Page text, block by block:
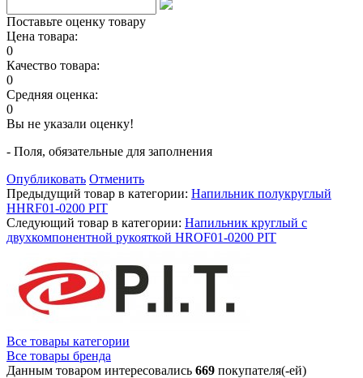
Поставьте оценку товару
Цена товара:
0
Качество товара:
0
Средняя оценка:
0
Вы не указали оценку!
- Поля, обязательные для заполнения
Опубликовать Отменить
Предыдущий товар в категории: Напильник полукруглый
HHRF01-0200 PIT
Следующий товар в категории: Напильник круглый с
двухкомпонентной рукояткой HROF01-0200 PIT
Все товары категории
Все товары бренда
Данным товаром интересовались 669 покупателя(-ей)